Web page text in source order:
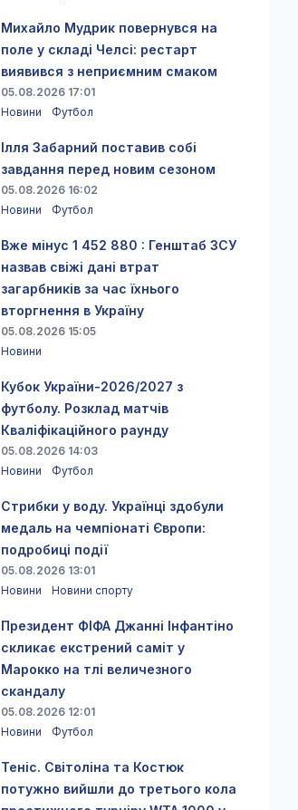
Михайло Мудрик повернувся на
поле у складі Челсі: рестарт
виявився з неприємним смаком
05.08.2026 17:01
Новини
Футбол
Ілля Забарний поставив собі
завдання перед новим сезоном
05.08.2026 16:02
Новини
Футбол
Вже мінус 1 452 880 : Генштаб ЗСУ
назвав свіжі дані втрат
загарбників за час їхнього
вторгнення в Україну
05.08.2026 15:05
Новини
Кубок України-2026/2027 з
футболу. Розклад матчів
Кваліфікаційного раунду
05.08.2026 14:03
Новини
Футбол
Стрибки у воду. Українці здобули
медаль на чемпіонаті Європи:
подробиці події
05.08.2026 13:01
Новини
Новини спорту
Президент ФІФА Джанні Інфантіно
скликає екстрений саміт у
Марокко на тлі величезного
скандалу
05.08.2026 12:01
Новини
Футбол
Теніс. Світоліна та Костюк
потужно вийшли до третього кола